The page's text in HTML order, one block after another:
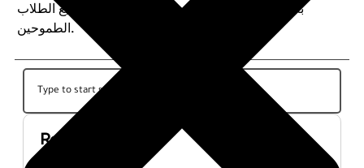
بعد، فإن الخيارات متعددة وتلبي احتياجات جميع الطلاب
الطموحين.
Recent Posts